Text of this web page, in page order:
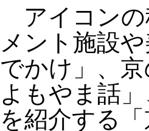
アイコンの
メント施設
でかけ」、
よもやま話
を紹介する